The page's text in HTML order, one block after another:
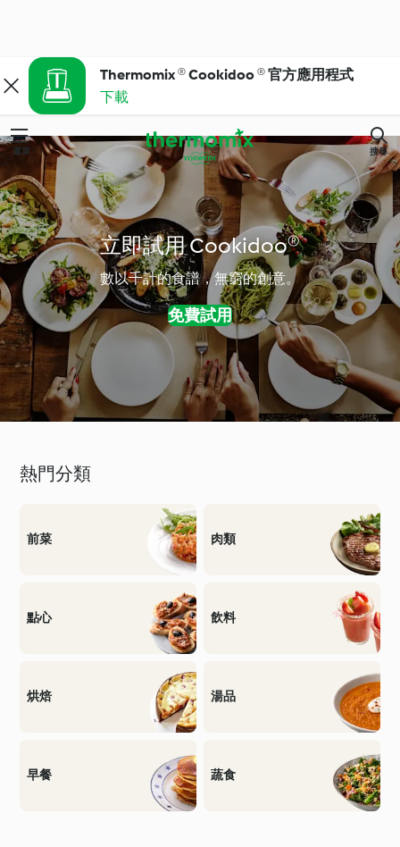
Thermomix ® Cookidoo ® 官方應用程式
下載
選單 搜尋
立即試用 Cookidoo®
數以千計的食譜，無窮的創意。
免費試用
熱門分類
前菜 肉類
點心 飲料
烘焙 湯品
早餐 蔬食